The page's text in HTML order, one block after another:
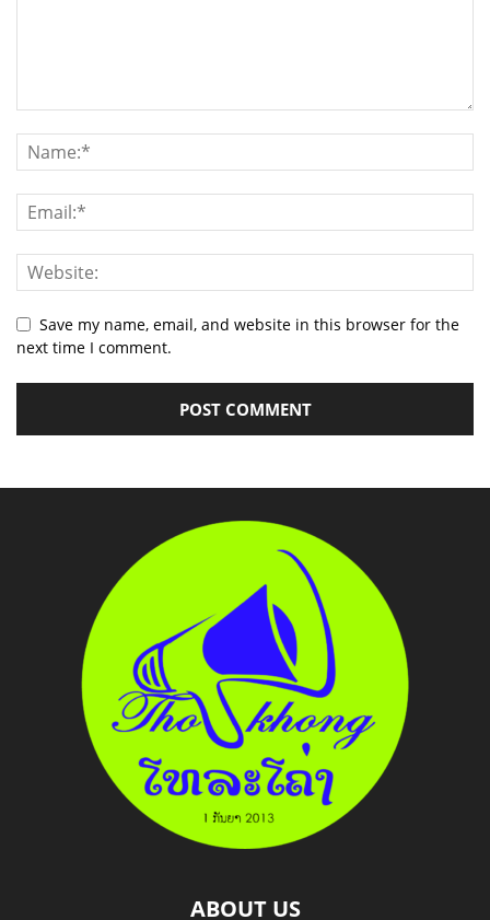
Save my name, email, and website in this browser for the
next time I comment.
ABOUT US